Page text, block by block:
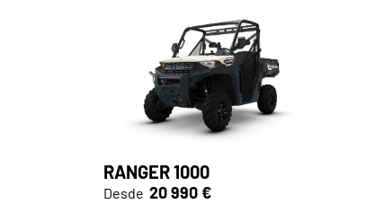
RANGER 1000
Desde 20 990 €